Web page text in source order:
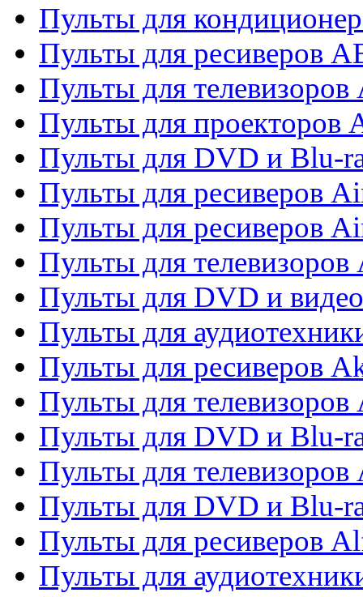
Пульты для
Пульты для ресиверов
Пульты для телевизоров
Пульты для проекторов
Пульты для DVD и Blu-
Пульты для ресиверов
Пульты для ресиверов
Пульты для телевизоров
Пульты для DVD и
Пульты для
Пульты для ресиверов
Пульты для телевизоров
Пульты для DVD и Blu-
Пульты для
Пульты для DVD и Blu-
Пульты для ресиверов
Пульты для